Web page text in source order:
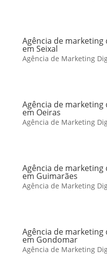
Agência de
em Seixal
Agência de Marketing
Agência de
em Oeiras
Agência de Marketing
Agência de
em Guimarães
Agência de Marketing
Agência de
em Gondomar
Agência de Marketing